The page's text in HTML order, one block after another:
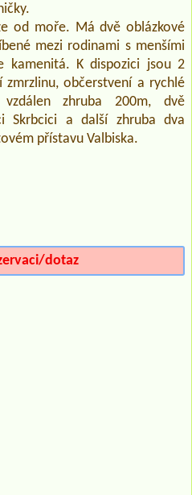
od moře. Má dvě oblázkové
mezi rodinami s menšími
kamenitá. K dispozici jsou 2
zmrzlinu, občerstvení a rychlé
zhruba 200m, dvě
Skrbcici a další zhruba dva
přístavu Valbiska.
dotaz